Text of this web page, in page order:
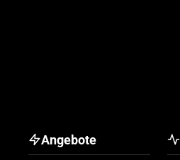
Angebote